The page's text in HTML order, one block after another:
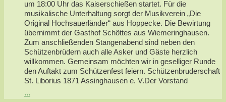
um 18:00 Uhr das Kaiserschießen startet. Für die
musikalische Unterhaltung sorgt der Musikverein „Die
Original Hochsauerländer“ aus Hoppecke. Die Bewirtung
übernimmt der Gasthof Schöttes aus Wiemeringhausen.
Zum anschließenden Stangenabend sind neben den
Schützenbrüdern auch alle Asker und Gäste herzlich
willkommen. Gemeinsam möchten wir in geselliger Runde
den Auftakt zum Schützenfest feiern. Schützenbruderschaft
St. Liborius 1871 Assinghausen e. V.Der Vorstand
...